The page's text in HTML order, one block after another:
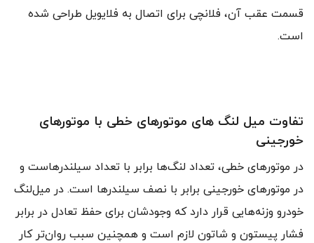
قسمت عقب آن، فلانچی برای اتصال به فلایویل طراحی شده
است.
تفاوت میل لنگ های موتورهای خطی با موتورهای
خورجینی
در موتورهای خطی، تعداد لنگ‌ها برابر با تعداد سیلندرهاست و
در موتورهای خورجینی برابر با نصف سیلندرها است. در میل‌لنگ
خودرو وزنه‌هایی قرار دارد که وجودشان برای حفظ تعادل در برابر
فشار پیستون و شاتون لازم است و همچنین سبب روان‌تر کار